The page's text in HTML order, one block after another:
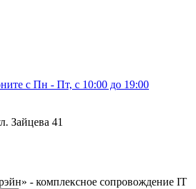
с Пн - Пт, с 10:00 до 19:00
Зайцева 41
- комплексное сопровождение IT